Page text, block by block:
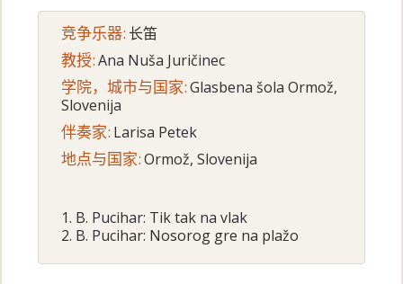
竞争乐器: 长笛
教授:Ana Nuša Juričinec
学院，城市与国家:Glasbena šola Ormož,
Slovenija
伴奏家: Larisa Petek
地点与国家:Ormož, Slovenija
1. B. Pucihar: Tik tak na vlak
2. B. Pucihar: Nosorog gre na plažo